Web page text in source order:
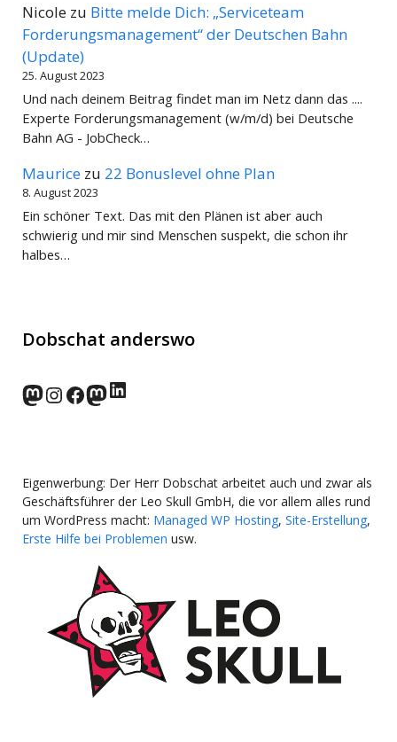
Nicole zu Bitte melde Dich: „Serviceteam
Forderungsmanagement“ der Deutschen Bahn
(Update)
25. August 2023
Und nach deinem Beitrag findet man im Netz dann das ....
Experte Forderungsmanagement (w/m/d) bei Deutsche
Bahn AG - JobCheck…
Maurice zu 22 Bonuslevel ohne Plan
8. August 2023
Ein schöner Text. Das mit den Plänen ist aber auch
schwierig und mir sind Menschen suspekt, die schon ihr
halbes…
Dobschat anderswo
norden.social
Instagram
Facebook
wp-punks.social
LinkedIn
Eigenwerbung: Der Herr Dobschat arbeitet auch und zwar als
Geschäftsführer der Leo Skull GmbH, die vor allem alles rund
um WordPress macht: Managed WP Hosting, Site-Erstellung,
Erste Hilfe bei Problemen usw.